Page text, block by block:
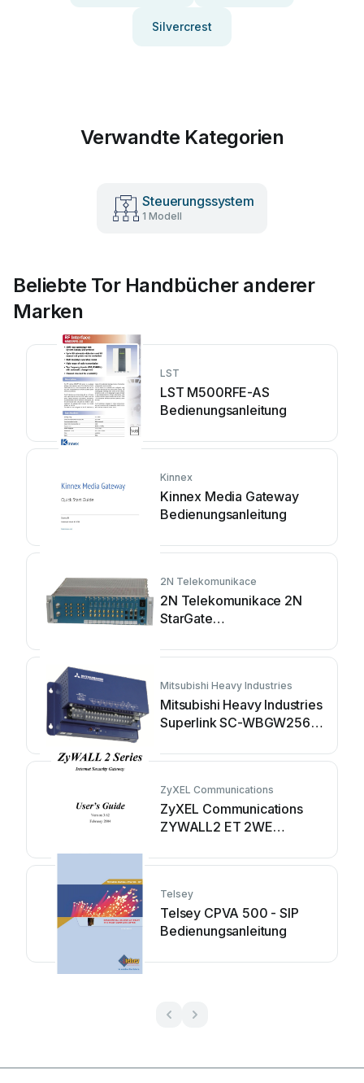
Silvercrest
Verwandte Kategorien
Steuerungssystem
1 Modell
Beliebte Tor Handbücher anderer
Marken
LST
LST M500RFE-AS
Bedienungsanleitung
Kinnex
Kinnex Media Gateway
Bedienungsanleitung
2N Telekomunikace
2N Telekomunikace 2N
StarGate
Mitsubishi Heavy Industries
Mitsubishi Heavy Industries
Superlink SC-WBGW256
ZyXEL Communications
ZyXEL Communications
ZYWALL2 ET 2WE
Telsey
Telsey CPVA 500 - SIP
Bedienungsanleitung